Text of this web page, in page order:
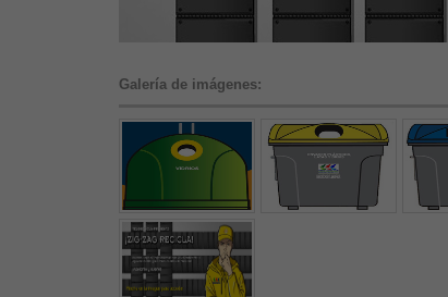
Galería de imágenes: